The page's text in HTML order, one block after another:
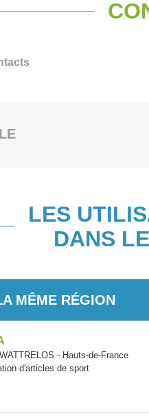
LES
DANS
MÊME RÉGION
- Hauts-de-France
d'articles de sport